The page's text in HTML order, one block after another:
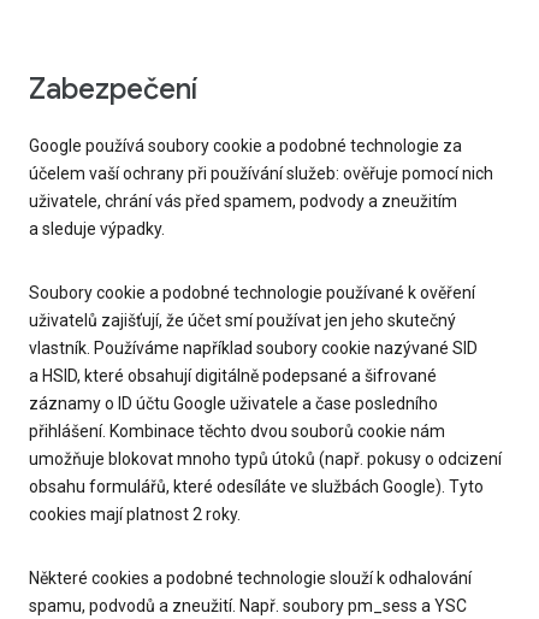
Zabezpečení
Google používá soubory cookie a podobné technologie za
účelem vaší ochrany při používání služeb: ověřuje pomocí nich
uživatele, chrání vás před spamem, podvody a zneužitím
a sleduje výpadky.
Soubory cookie a podobné technologie používané k ověření
uživatelů zajišťují, že účet smí používat jen jeho skutečný
vlastník. Používáme například soubory cookie nazývané SID
a HSID, které obsahují digitálně podepsané a šifrované
záznamy o ID účtu Google uživatele a čase posledního
přihlášení. Kombinace těchto dvou souborů cookie nám
umožňuje blokovat mnoho typů útoků (např. pokusy o odcizení
obsahu formulářů, které odesíláte ve službách Google). Tyto
cookies mají platnost 2 roky.
Některé cookies a podobné technologie slouží k odhalování
spamu, podvodů a zneužití. Např. soubory pm_sess a YSC